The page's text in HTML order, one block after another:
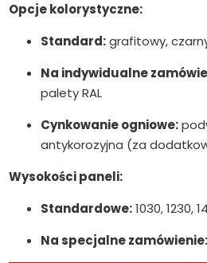
Opcje kolorystyczne:
Standard:grafitowy,
Na indywidualne
palety RAL
Cynkowanie ogniowe:
antykorozyjna (za
Wysokości paneli:
Standardowe:1030, 1230,
Na specjalne zamówienie: